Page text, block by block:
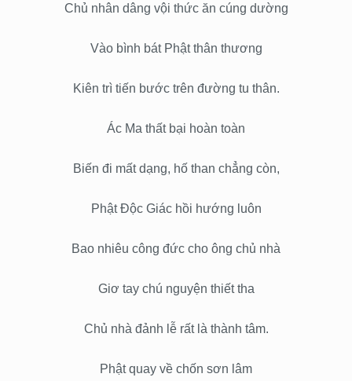
Chủ nhân dâng vội thức ăn cúng dường
Vào bình bát Phật thân thương
Kiên trì tiến bước trên đường tu thân.
Ác Ma thất bại hoàn toàn
Biến đi mất dạng, hố than chẳng còn,
Phật Độc Giác hồi hướng luôn
Bao nhiêu công đức cho ông chủ nhà
Giơ tay chú nguyện thiết tha
Chủ nhà đảnh lễ rất là thành tâm.
Phật quay về chốn sơn lâm